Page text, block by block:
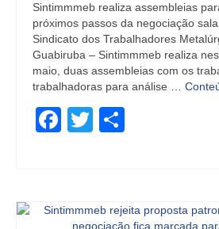
Sintimmmeb realiza assembleias
próximos passos da negociação
Sindicato dos Trabalhadores
Guabiruba – Sintimmmeb realiza
maio, duas assembleias com os
trabalhadoras para análise …
Facebook
Twitter